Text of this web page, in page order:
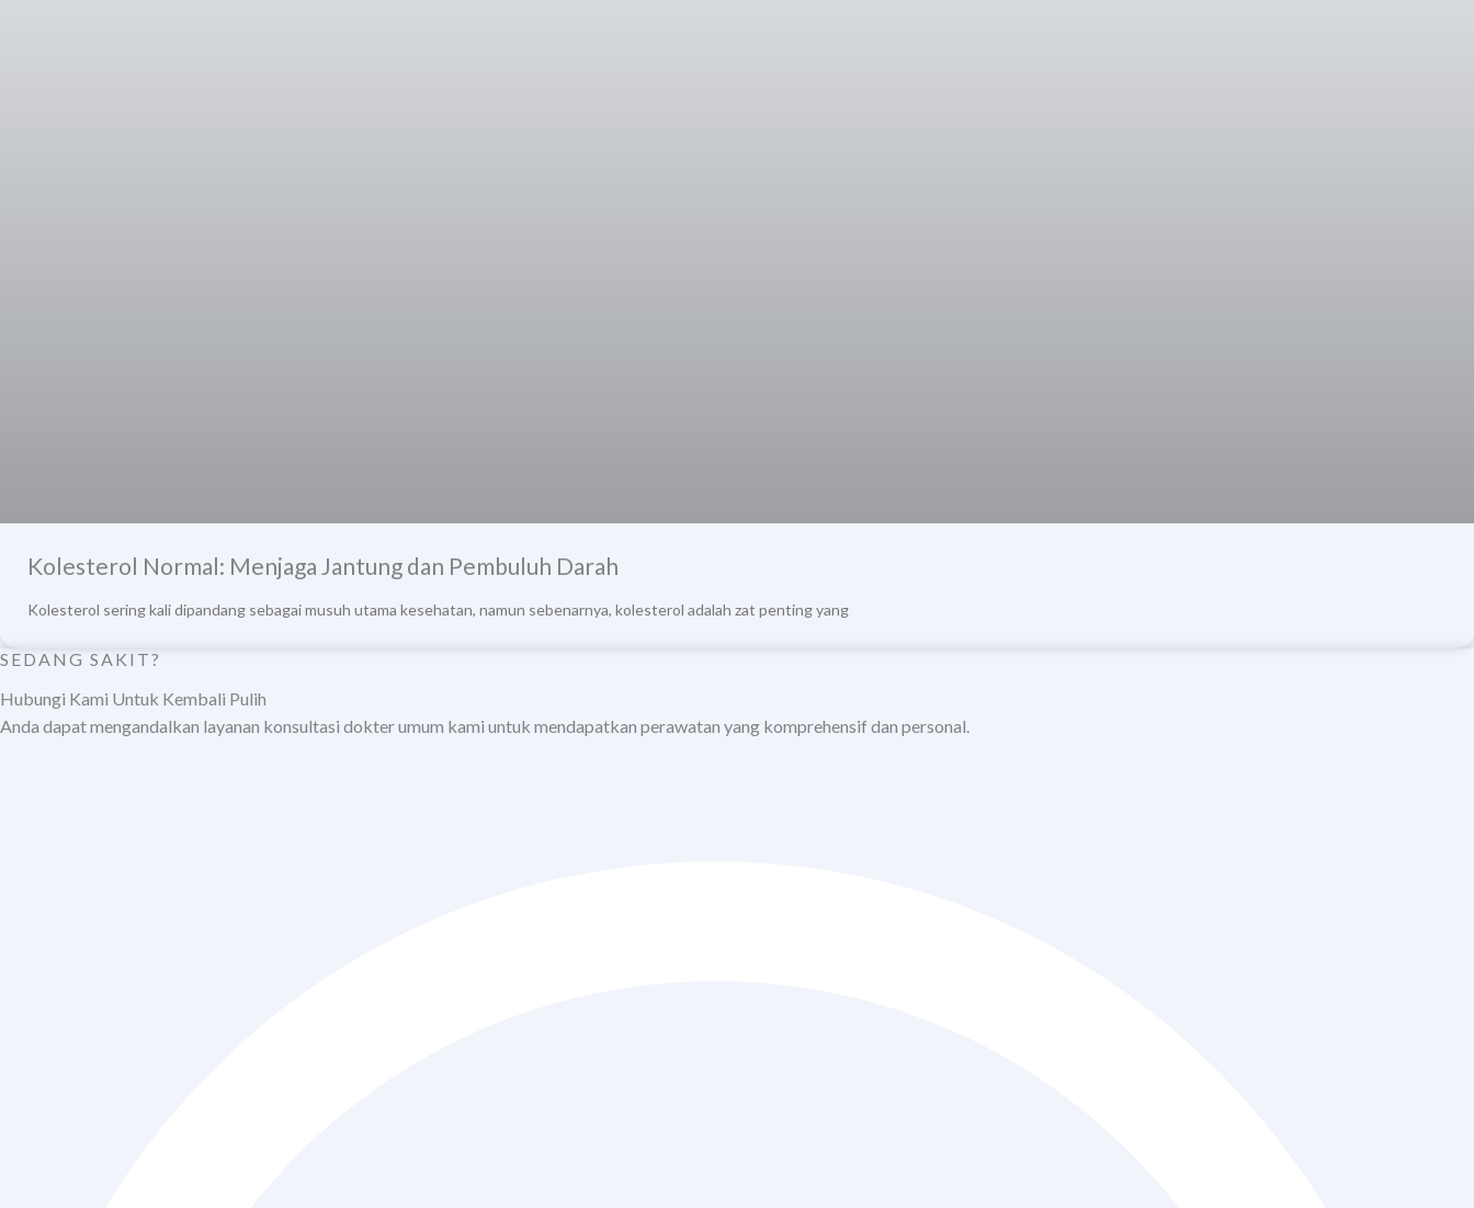
Kolesterol Normal: Menjaga Jantung dan Pembuluh Darah
Kolesterol sering kali dipandang sebagai musuh utama kesehatan, namun sebenarnya, kolesterol adalah zat penting yang
SEDANG SAKIT?
Hubungi Kami Untuk Kembali Pulih
Anda dapat mengandalkan layanan konsultasi dokter umum kami untuk mendapatkan perawatan yang komprehensif dan personal.